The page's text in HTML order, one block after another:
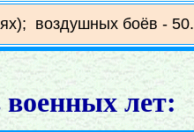
воздушных боёв - 50.
лет: